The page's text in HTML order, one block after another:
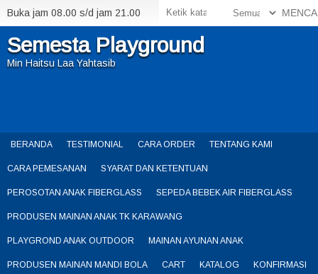
Buka jam 08.00 s/d jam 21.00
Semesta Playground
Min Haitsu Laa Yahtasib
BERANDA TESTIMONIAL CARA ORDER TENTANG KAMI
CARA PEMESANAN SYARAT DAN KETENTUAN
PEROSOTAN ANAK FIBERGLASS SEPEDA BEBEK AIR FIBERGLASS
PRODUSEN MAINAN ANAK TK KARAWANG
PLAYGROND ANAK OUTDOOR MAINAN AYUNAN ANAK
PRODUSEN MAINAN MANDI BOLA CART KATALOG KONFIRMASI